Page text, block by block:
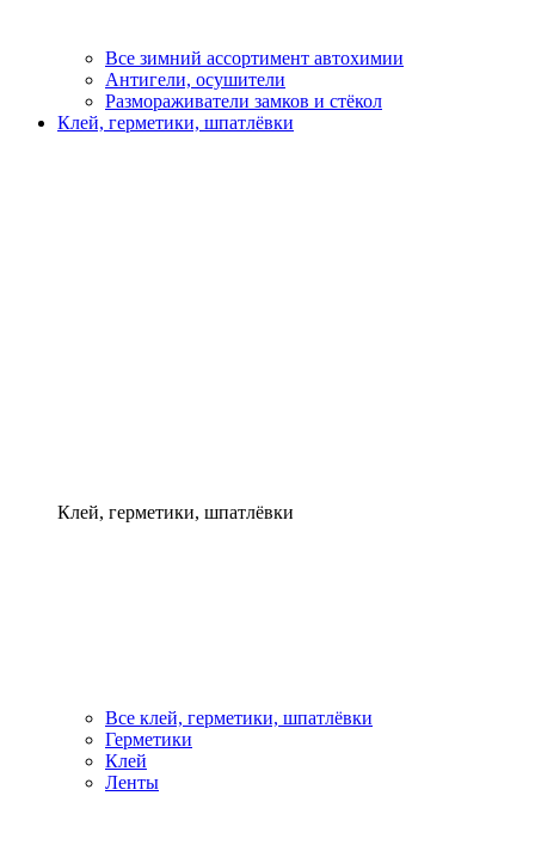
Все зимний ассортимент автохимии
Антигели, осушители
Размораживатели замков и стёкол
Клей, герметики, шпатлёвки
Клей, герметики, шпатлёвки
Все клей, герметики, шпатлёвки
Герметики
Клей
Ленты